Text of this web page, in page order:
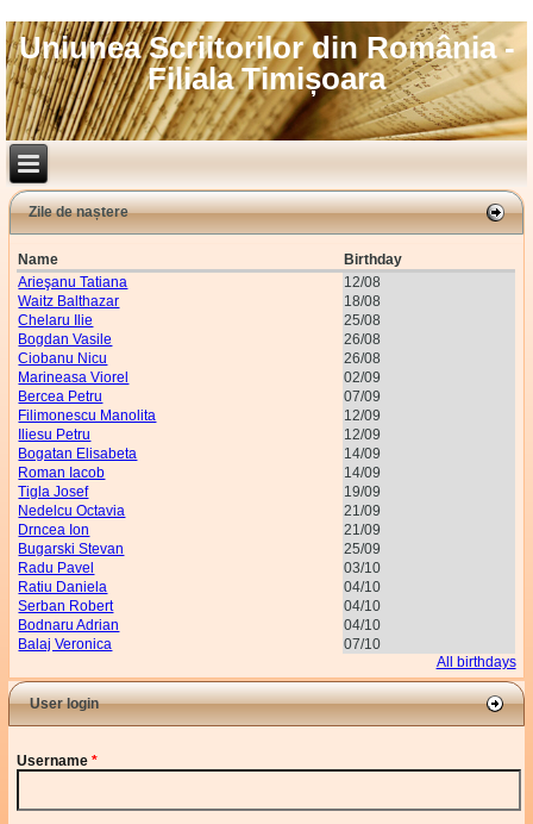
Uniunea Scriitorilor din România -
Filiala Timișoara
Zile de naștere
Name
Birthday
Arieşanu Tatiana
12/08
Waitz Balthazar
18/08
Chelaru Ilie
25/08
Bogdan Vasile
26/08
Ciobanu Nicu
26/08
Marineasa Viorel
02/09
Bercea Petru
07/09
Filimonescu Manolita
12/09
Iliesu Petru
12/09
Bogatan Elisabeta
14/09
Roman Iacob
14/09
Tigla Josef
19/09
Nedelcu Octavia
21/09
Drncea Ion
21/09
Bugarski Stevan
25/09
Radu Pavel
03/10
Ratiu Daniela
04/10
Serban Robert
04/10
Bodnaru Adrian
04/10
Balaj Veronica
07/10
All birthdays
User login
Username*